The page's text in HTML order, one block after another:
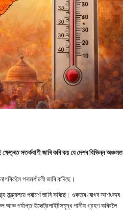
সতর্কবাণী জাৰি কৰি কয় যে দেশৰ বিভিন্ন অঞ্চলত
পৰামৰ্শাৱলী জাৰি কৰিছে।
পৰামৰ্শ জাৰি কৰিছে। গুৰুতৰ ৰোগৰ আশংকাৰ
আৰু পৰ্যাপ্ত ইলেক্ট্রলাইটসমৃদ্ধ পানীয় গ্রহণ কৰিবলৈ